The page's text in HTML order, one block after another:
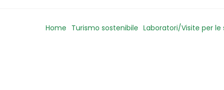
Home Turismo sostenibile Laboratori/Visite per le